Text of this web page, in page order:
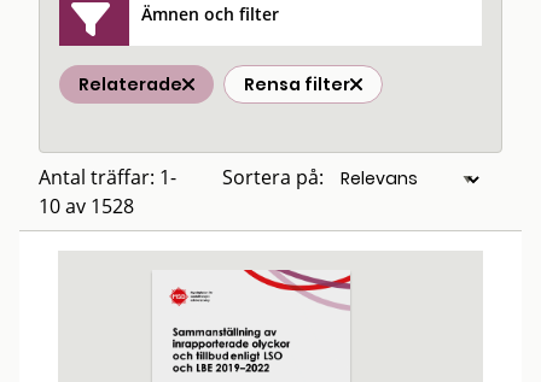
Ämnen och filter
Relaterade Rensa filter
Antal träffar: 1-
10 av 1528
Sortera på: